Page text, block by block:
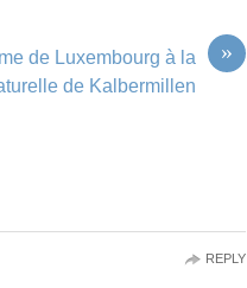
»
de Luxembourg à la
de Kalbermillen
REPLY